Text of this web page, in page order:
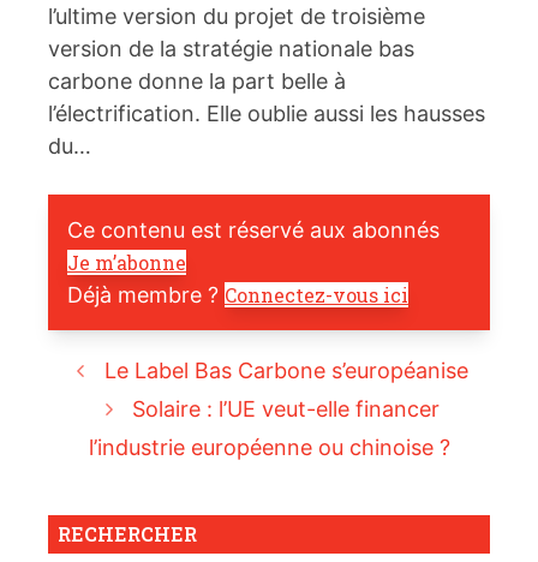
l’ultime version du projet de troisième
version de la stratégie nationale bas
carbone donne la part belle à
l’électrification. Elle oublie aussi les hausses
du…
Ce contenu est réservé aux abonnés
Je m’abonne
Déjà membre ? Connectez-vous ici
Le Label Bas Carbone s’européanise
Solaire : l’UE veut-elle financer
l’industrie européenne ou chinoise ?
RECHERCHER